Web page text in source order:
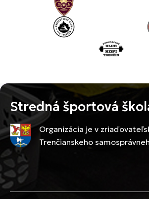
Stredná športová
Organizácia je v
Trenčianskeho